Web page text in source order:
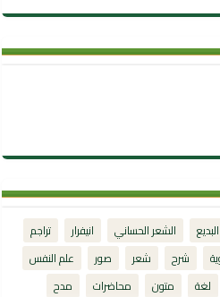
البديع الشعر الحساني انيفرار
تراجم
شرح شعر صور
علم النفس
لغة متون محاضرات
مدح